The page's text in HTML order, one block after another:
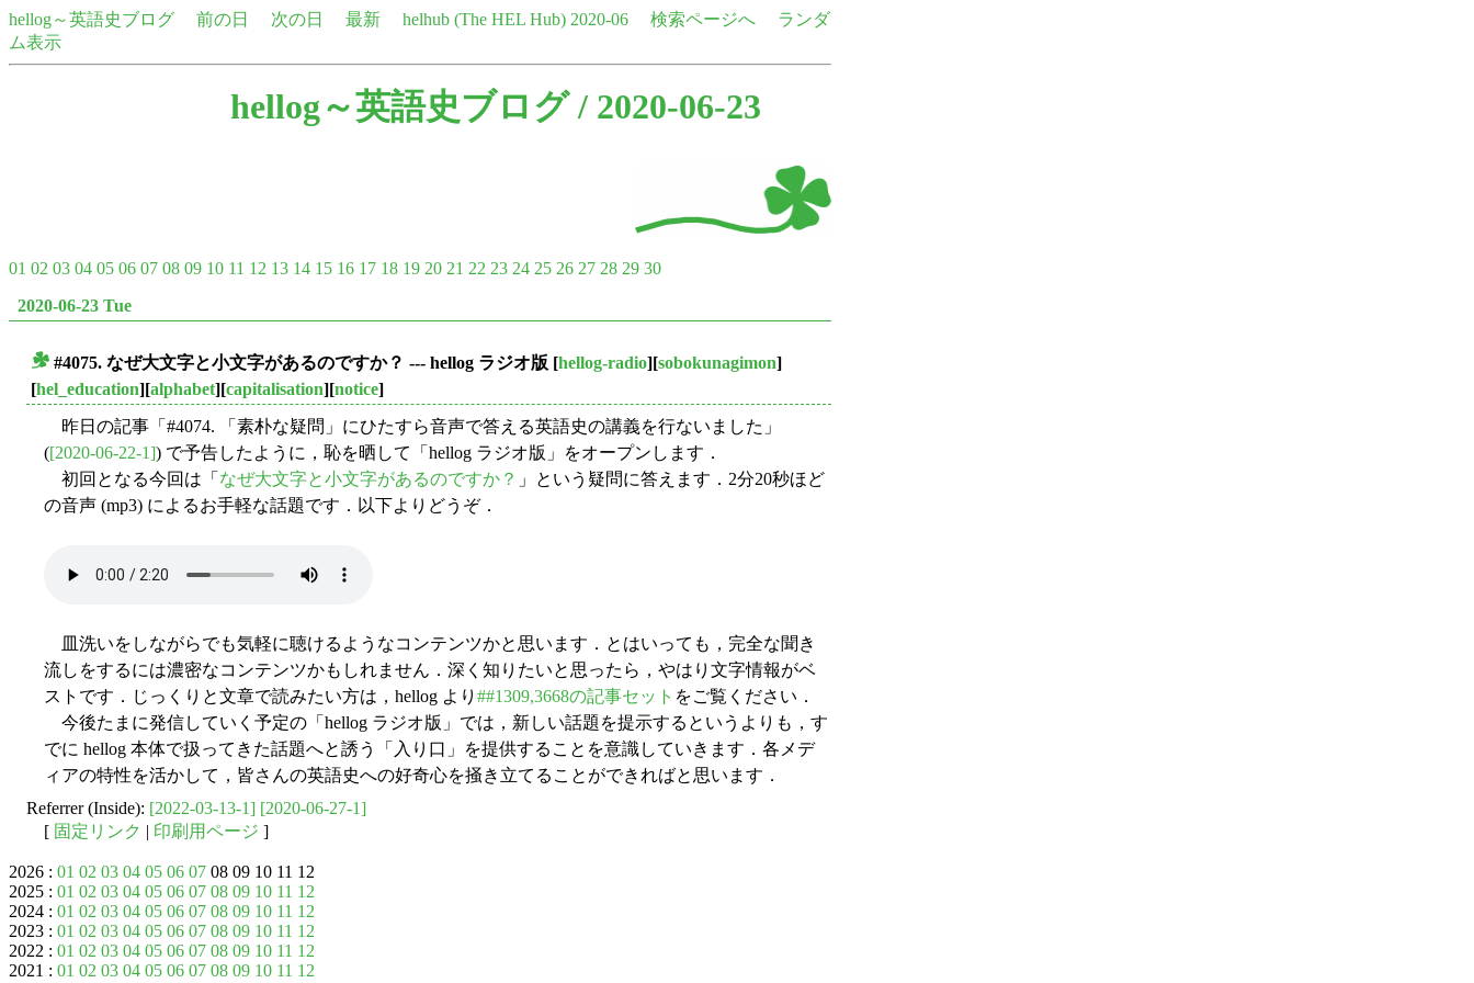
hellog～英語史ブログ 前の日 次の日 最新 helhub (The HEL Hub) 2020-06 検索ページへ
ランダ
ム表示
hellog～英語史ブログ/ 2020-06-23
01 02 03 04 05 06 07 08 09 10 11 12 13 14 15 16 17 18 19 20 21 22 23 24 25 26 27 28 29 30
2020-06-23 Tue
#4075. なぜ大文字と小文字があるのですか？ --- hellog ラジオ版 [hellog-radio][sobokunagimon]
[hel_education][alphabet][capitalisation][notice]
昨日の記事「#4074. 「素朴な疑問」にひたすら音声で答える英語史の講義を行ないました」
([2020-06-22-1]) で予告したように，恥を晒して「hellog ラジオ版」をオープンします．
初回となる今回は「 なぜ大文字と小文字があるのですか？ 」という疑問に答えます．2分20秒ほど
の音声 (mp3) によるお手軽な話題です．以下よりどうぞ．
皿洗いをしながらでも気軽に聴けるようなコンテンツかと思います．とはいっても，完全な聞き
流しをするには濃密なコンテンツかもしれません．深く知りたいと思ったら，やはり文字情報がベ
ストです．じっくりと文章で読みたい方は，hellog より ##1309,3668の記事セット をご覧ください．
今後たまに発信していく予定の「hellog ラジオ版」では，新しい話題を提示するというよりも，す
でに hellog 本体で扱ってきた話題へと誘う「入り口」を提供することを意識していきます．各メデ
ィアの特性を活かして，皆さんの英語史への好奇心を掻き立てることができればと思います．
Referrer (Inside): [2022-03-13-1] [2020-06-27-1]
[ 固定リンク | 印刷用ページ ]
2026 : 01 02 03 04 05 06 07 08 09 10 11 12
2025 : 01 02 03 04 05 06 07 08 09 10 11 12
2024 : 01 02 03 04 05 06 07 08 09 10 11 12
2023 : 01 02 03 04 05 06 07 08 09 10 11 12
2022 : 01 02 03 04 05 06 07 08 09 10 11 12
2021 : 01 02 03 04 05 06 07 08 09 10 11 12